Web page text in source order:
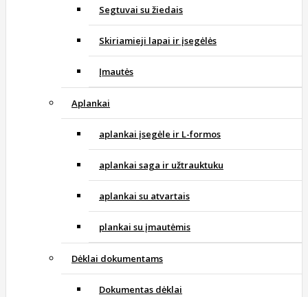
Segtuvai su žiedais
Skiriamieji lapai ir įsegėlės
Įmautės
Aplankai
aplankai įsegėle ir L-formos
aplankai saga ir užtrauktuku
aplankai su atvartais
plankai su įmautėmis
Dėklai dokumentams
Dokumentas dėklai